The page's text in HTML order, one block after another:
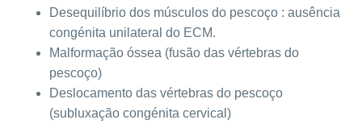
Desequilíbrio dos músculos do pescoço : ausência
congénita unilateral do ECM.
Malformação óssea (fusão das vértebras do
pescoço)
Deslocamento das vértebras do pescoço
(subluxação congénita cervical)